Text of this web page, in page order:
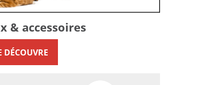
& accessoires
DÉCOUVRE